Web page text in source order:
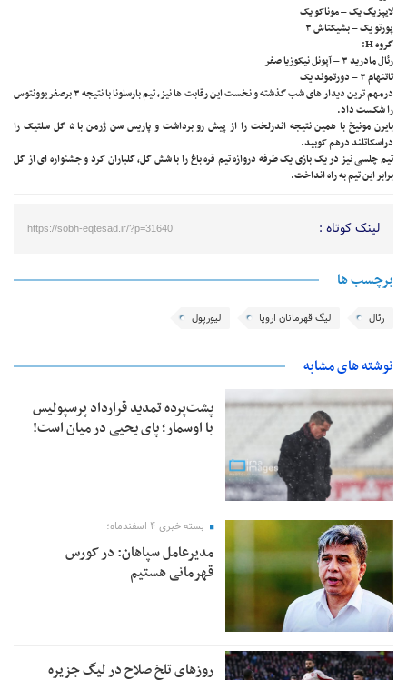
لایپزیگ یک – موناکو یک
پورتو یک – بشیکتاش ۳
گروه H:
رئال مادرید ۳ – آپونل نیکوزیا صفر
تاتنهام ۳ – دورتموند یک
درمهم ترین دیدار های شب گذشته و نخست این رقابت ها نیز، تیم بارسلونا با نتیجه ۳ برصفر یوونتوس
را شکست داد.
بایرن مونیخ با همین نتیجه اندرلخت را از پیش رو برداشت و پاریس سن ژرمن با ۵ گل سلتیک را
دراسکاتلند درهم کوبید.
تیم چلسی نیز در یک بازی یک طرفه دروازه تیم قره باغ را با شش گل، گلباران کرد و جشنواره ای از گل
برابر این تیم به راه انداخت.
لینک کوتاه : https://sobh-eqtesad.ir/?p=31640
برچسب ها
رئال لیگ قهرمانان اروپا لیورپول
نوشته های مشابه
پشت‌پرده تمدید قرارداد پرسپولیس
با اوسمار؛ پای یحیی در میان است!
بسته خبری ۴ اسفندماه؛
مدیرعامل سپاهان: در کورس
قهرمانی هستیم
روزهای تلخ صلاح در لیگ جزیره